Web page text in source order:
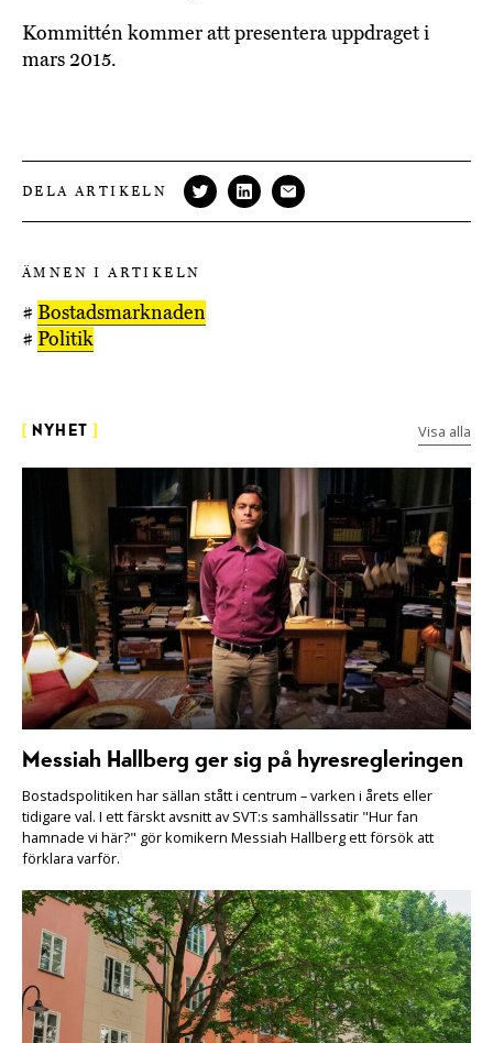
Kommittén kommer att presentera uppdraget i
mars 2015.
DELA ARTIKELN
ÄMNEN I ARTIKELN
# Bostadsmarknaden
# Politik
NYHET Visa alla
Messiah Hallberg ger sig på hyresregleringen
Bostadspolitiken har sällan stått i centrum – varken i årets eller
tidigare val. I ett färskt avsnitt av SVT:s samhällssatir "Hur fan
hamnade vi här?" gör komikern Messiah Hallberg ett försök att
förklara varför.